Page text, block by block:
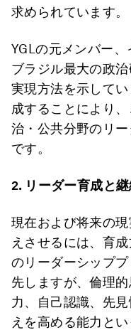
求められています。
YGLの元メンバー
ブラジル最大の政治
実現方法を示して
成することにより
治・公共分野のリ
です。
2. リーダー育成と
現在および将来の
えさせるには、育
のリーダーシップ
先しますが、倫理
力、自己認識、先
えを高める能力と